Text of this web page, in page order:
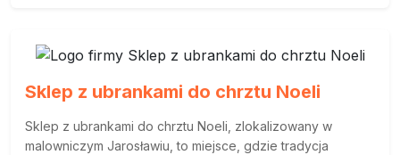
Sklep z ubrankami do chrztu Noeli
Sklep z ubrankami do chrztu Noeli, zlokalizowany w
malowniczym Jarosławiu, to miejsce, gdzie tradycja